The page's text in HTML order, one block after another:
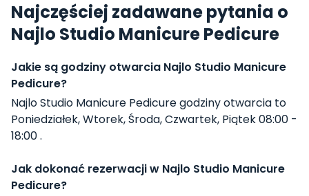
Najczęściej zadawane pytania o
Najlo Studio Manicure Pedicure
Jakie są godziny otwarcia Najlo Studio Manicure
Pedicure?
Najlo Studio Manicure Pedicure godziny otwarcia to
Poniedziałek, Wtorek, Środa, Czwartek, Piątek 08:00 -
18:00 .
Jak dokonać rezerwacji w Najlo Studio Manicure
Pedicure?